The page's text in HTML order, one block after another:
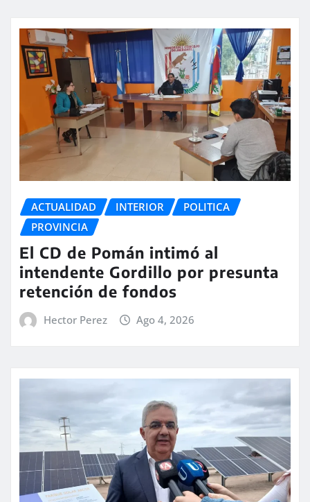
ACTUALIDAD INTERIOR
POLITICA
PROVINCIA
El CD de Pomán intimó al
intendente Gordillo por presunta
retención de fondos
Hector Perez Ago 4, 2026